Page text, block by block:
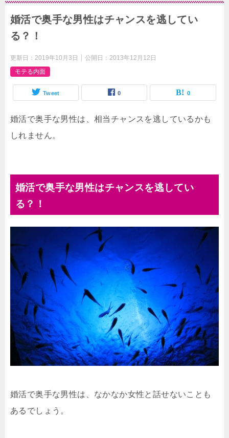
婚活で奥手な男性はチャンスを逃してい
る？！
更新日： 2019年10月3日 公開日： 2013年12月12日
モテる内面
Tweet 0 0
婚活で奥手な男性は、相当チャンスを逃しているかも
しれません。
婚活で奥手な男性はチャンスを逃してい
る？！
婚活で奥手な男性は、なかなか女性と話せないことも
あるでしょう。